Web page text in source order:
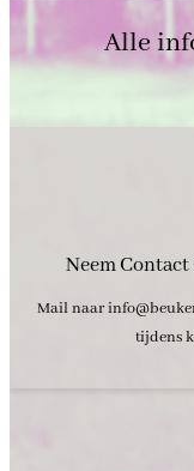
Alle
Neem
Mail naar
tijdens